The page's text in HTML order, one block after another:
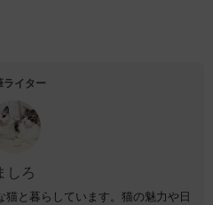
ライター
しろ
と暮らしています。猫の魅力や日